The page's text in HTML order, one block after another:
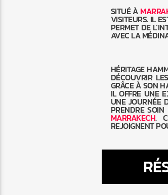
SITUÉ À
VISITEURS. IL
PERMET DE
AVEC LA
HÉRITAGE
DÉCOUVRIR
GRÂCE À SON
IL OFFRE UNE
UNE JOURNÉE
PRENDRE
MARRAKECH.
REJOIGNENT